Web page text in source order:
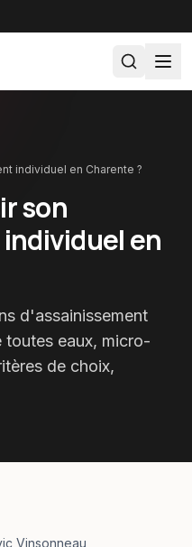
individuel en Charente ?
son
en
d'assainissement
eaux, micro-
de choix,
Vinsonneau